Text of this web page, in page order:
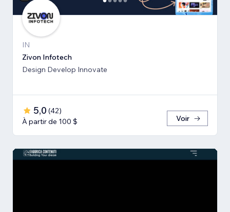
IN
Zivon Infotech
Design Develop Innovate
5,0 (42)
À partir de 100 $
Voir